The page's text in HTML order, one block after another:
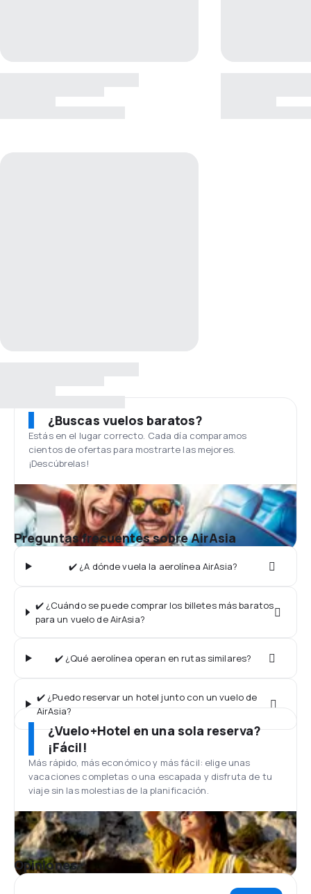
¿Buscas vuelos baratos?
Estás en el lugar correcto. Cada día comparamos
cientos de ofertas para mostrarte las mejores.
¡Descúbrelas!
Preguntas frecuentes sobre AirAsia
✔️ ¿A dónde vuela la aerolínea AirAsia?
✔️ ¿Cuándo se puede comprar los billetes más baratos
para un vuelo de AirAsia?
✔️ ¿Qué aerolínea operan en rutas similares?
✔️ ¿Puedo reservar un hotel junto con un vuelo de
AirAsia?
¿Vuelo+Hotel en una sola reserva?
¡Fácil!
Más rápido, más económico y más fácil: elige unas
vacaciones completas o una escapada y disfruta de tu
viaje sin las molestias de la planificación.
Opiniones